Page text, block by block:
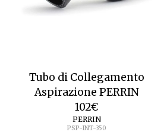
Tubo di Collegamento
Aspirazione PERRIN
102€
PERRIN
PSP-INT-350